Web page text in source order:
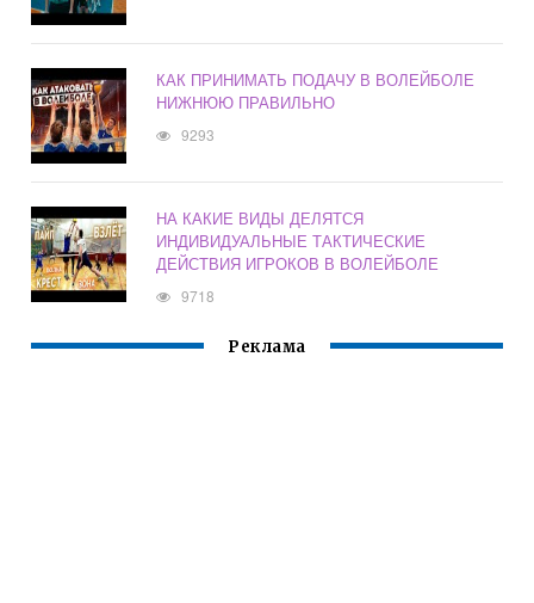
КАК ПРИНИМАТЬ ПОДАЧУ В ВОЛЕЙБОЛЕ
НИЖНЮЮ ПРАВИЛЬНО
9293
НА КАКИЕ ВИДЫ ДЕЛЯТСЯ
ИНДИВИДУАЛЬНЫЕ ТАКТИЧЕСКИЕ
ДЕЙСТВИЯ ИГРОКОВ В ВОЛЕЙБОЛЕ
9718
Реклама